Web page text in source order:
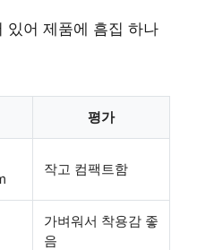
있어 제품에 흠집 하나
평가
작고 컴팩트함
가벼워서 착용감 좋
음